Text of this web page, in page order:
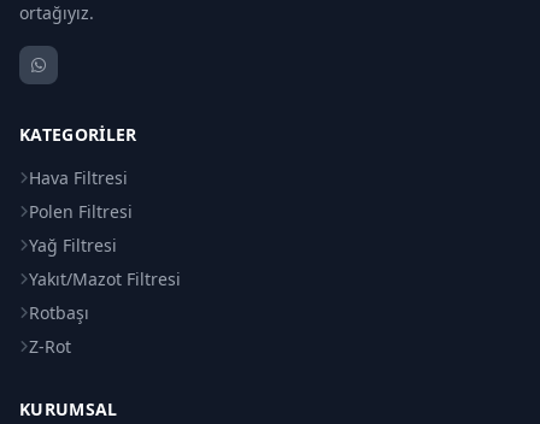
ortağıyız.
KATEGORILER
Hava Filtresi
Polen Filtresi
Yağ Filtresi
Yakıt/Mazot Filtresi
Rotbaşı
Z-Rot
KURUMSAL